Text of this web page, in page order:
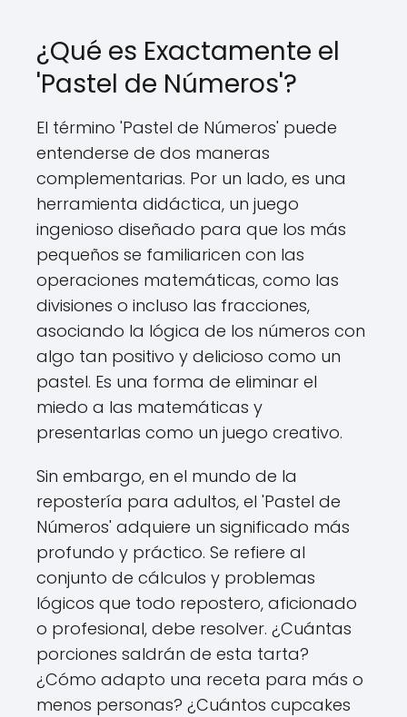
¿Qué es Exactamente el
'Pastel de Números'?
El término 'Pastel de Números' puede
entenderse de dos maneras
complementarias. Por un lado, es una
herramienta didáctica, un juego
ingenioso diseñado para que los más
pequeños se familiaricen con las
operaciones matemáticas, como las
divisiones o incluso las fracciones,
asociando la lógica de los números con
algo tan positivo y delicioso como un
pastel. Es una forma de eliminar el
miedo a las matemáticas y
presentarlas como un juego creativo.
Sin embargo, en el mundo de la
repostería para adultos, el 'Pastel de
Números' adquiere un significado más
profundo y práctico. Se refiere al
conjunto de cálculos y problemas
lógicos que todo repostero, aficionado
o profesional, debe resolver. ¿Cuántas
porciones saldrán de esta tarta?
¿Cómo adapto una receta para más o
menos personas? ¿Cuántos cupcakes